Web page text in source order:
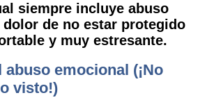
siempre incluye abuso
de no estar protegido
y muy estresante.
emocional (¡No
visto!)